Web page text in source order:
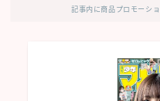
記事内に商品プロモーシ